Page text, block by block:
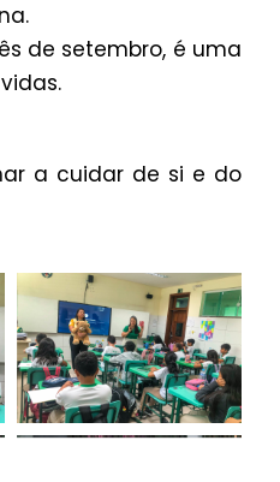
de setembro, é uma
a cuidar de si e do